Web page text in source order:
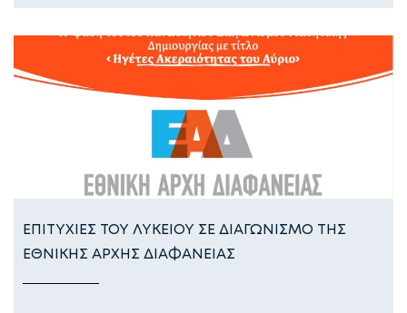
ΕΠΙΤΥΧΙΕΣ ΤΟΥ ΛΥΚΕΙΟΥ ΣΕ ΔΙΑΓΩΝΙΣΜΟ ΤΗΣ
ΕΘΝΙΚΗΣ ΑΡΧΗΣ ΔΙΑΦΑΝΕΙΑΣ